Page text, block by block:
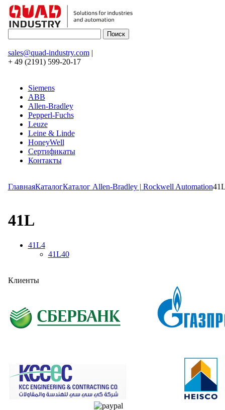
sales@quad-industry.com|
+ 49 (2191) 599-20-17
Siemens
ABB
Allen-Bradley
Pepperl-Fuchs
Leuze
Leine & Linde
HoneyWell
Сертификаты
Контакты
ГлавнаяКаталогКаталог Allen-Bradley | Rockwell Automation
41L
41L4
41L40
Клиенты